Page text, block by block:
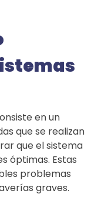
en un
que se realizan
que el sistema
óptimas. Estas
problemas
graves.